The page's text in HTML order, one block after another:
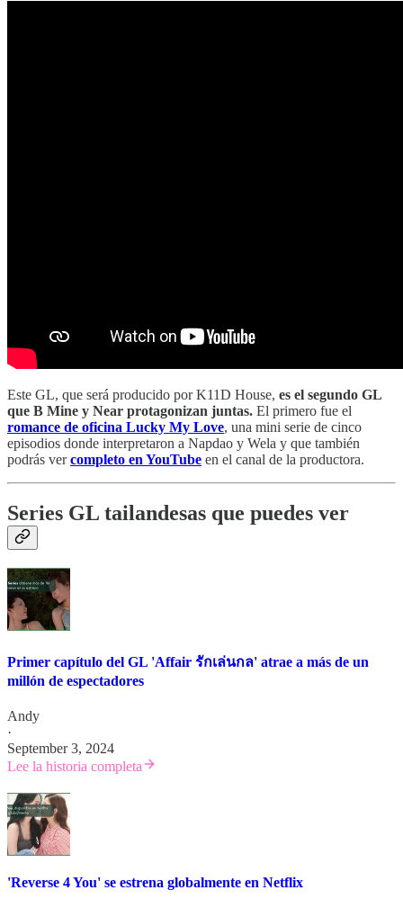
Este GL, que será producido por K11D House, es el segundo GL
que B Mine y Near protagonizan juntas. El primero fue el
romance de oficina Lucky My Love, una mini serie de cinco
episodios donde interpretaron a Napdao y Wela y que también
podrás vercompleto en YouTube en el canal de la productora.
Series GL tailandesas que puedes ver
Primer capítulo del GL 'Affair รักเล่นกล' atrae a más de un
millón de espectadores
Andy
·
September 3, 2024
Lee la historia completa
'Reverse 4 You' se estrena globalmente en Netflix